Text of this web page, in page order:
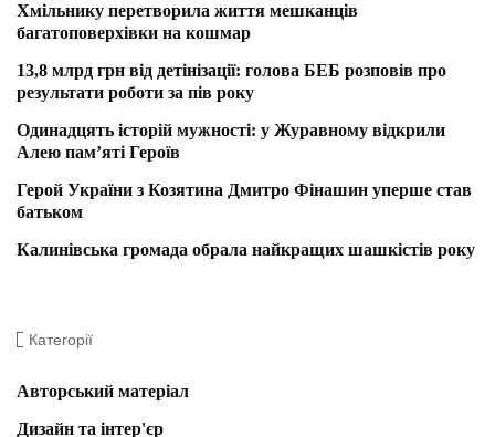
Хмільнику перетворила життя мешканців
багатоповерхівки на кошмар
13,8 млрд грн від детінізації: голова БЕБ розповів про
результати роботи за пів року
Одинадцять історій мужності: у Журавному відкрили
Алею пам’яті Героїв
Герой України з Козятина Дмитро Фінашин уперше став
батьком
Калинівська громада обрала найкращих шашкістів року
Категорії
Авторський матеріал
Дизайн та інтер'єр